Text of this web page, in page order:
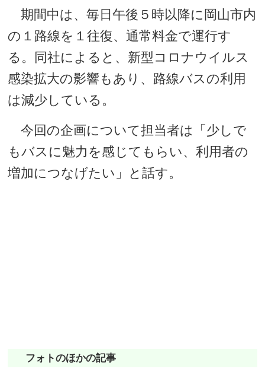
期間中は、毎日午後５時以降に岡山市内
の１路線を１往復、通常料金で運行す
る。同社によると、新型コロナウイルス
感染拡大の影響もあり、路線バスの利用
は減少している。
今回の企画について担当者は「少しで
もバスに魅力を感じてもらい、利用者の
増加につなげたい」と話す。
フォトのほかの記事